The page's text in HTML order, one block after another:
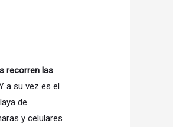
recorren las
a su vez es el
de
y celulares